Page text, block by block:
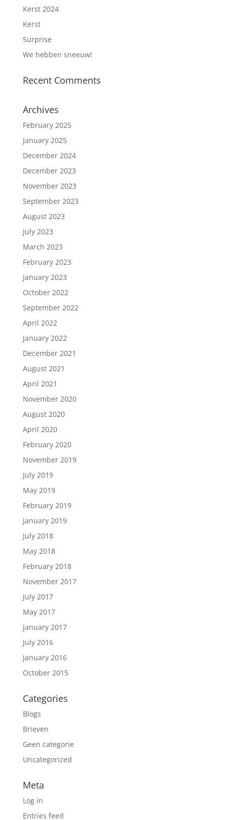
Kerst 2024
Kerst
Surprise
We hebben sneeuw!
Recent Comments
Archives
February 2025
January 2025
December 2024
December 2023
November 2023
September 2023
August 2023
July 2023
March 2023
February 2023
January 2023
October 2022
September 2022
April 2022
January 2022
December 2021
August 2021
April 2021
November 2020
August 2020
April 2020
February 2020
November 2019
July 2019
May 2019
February 2019
January 2019
July 2018
May 2018
February 2018
November 2017
July 2017
May 2017
January 2017
July 2016
January 2016
October 2015
Categories
Blogs
Brieven
Geen categorie
Uncategorized
Meta
Log in
Entries feed